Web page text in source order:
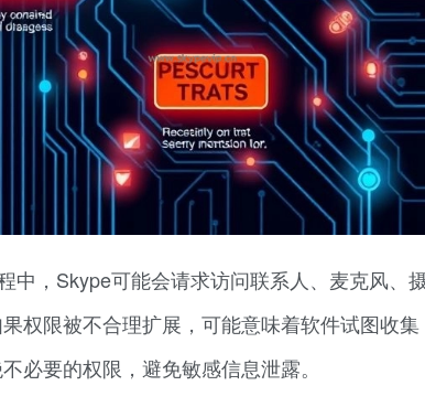
中，Skype可能会请求访问联系人、麦克风、
权限被不合理扩展，可能意味着软件试图收集
必要的权限，避免敏感信息泄露。